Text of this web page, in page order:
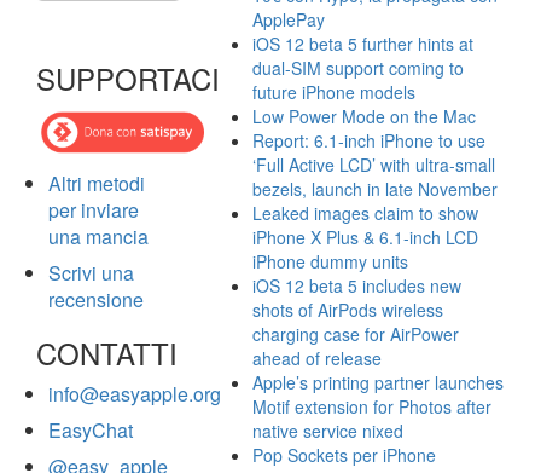
SUPPORTACI
Altri metodi
per inviare
una mancia
Scrivi una
recensione
CONTATTI
info@easyapple.org
EasyChat
@easy_apple
ApplePay
iOS 12 beta 5 further hints at
dual-SIM support coming to
future iPhone models
Low Power Mode on the Mac
Report: 6.1-inch iPhone to use
‘Full Active LCD’ with ultra-small
bezels, launch in late November
Leaked images claim to show
iPhone X Plus & 6.1-inch LCD
iPhone dummy units
iOS 12 beta 5 includes new
shots of AirPods wireless
charging case for AirPower
ahead of release
Apple’s printing partner launches
Motif extension for Photos after
native service nixed
Pop Sockets per iPhone